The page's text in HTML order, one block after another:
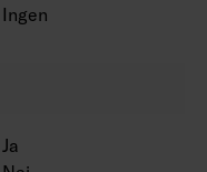
Ingen
Ja